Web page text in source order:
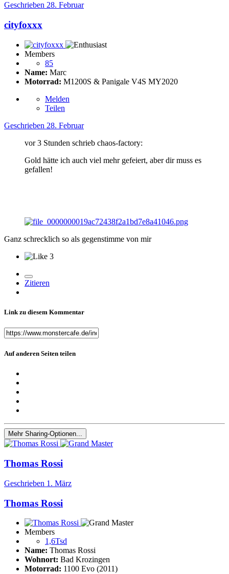
Geschrieben 28. Februar
cityfoxxx
Members
85
Name: Marc
Motorrad: M1200S & Panigale V4S MY2020
Melden
Teilen
Geschrieben 28. Februar
vor 3 Stunden schrieb chaos-factory:
Gold hätte ich auch viel mehr gefeiert, aber dir muss es
gefallen!
Ganz schrecklich so als gegenstimme von mir
3
Zitieren
Link zu diesem Kommentar
Auf anderen Seiten teilen
Mehr Sharing-Optionen...
Thomas Rossi
Geschrieben 1. März
Thomas Rossi
Members
1,6Tsd
Name: Thomas Rossi
Wohnort: Bad Krozingen
Motorrad: 1100 Evo (2011)